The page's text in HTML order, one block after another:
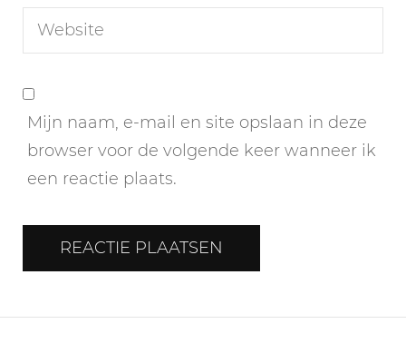
Mijn naam, e-mail en site opslaan in deze
browser voor de volgende keer wanneer ik
een reactie plaats.